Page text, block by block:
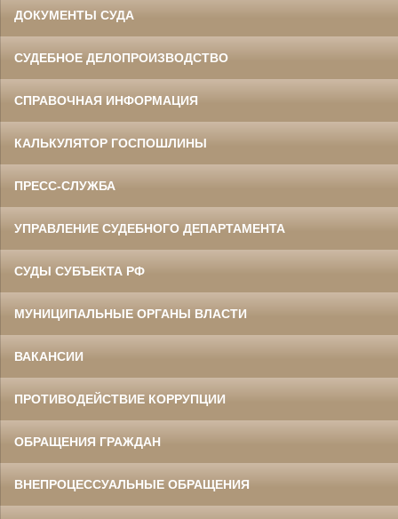
ДОКУМЕНТЫ СУДА
СУДЕБНОЕ ДЕЛОПРОИЗВОДСТВО
СПРАВОЧНАЯ ИНФОРМАЦИЯ
КАЛЬКУЛЯТОР ГОСПОШЛИНЫ
ПРЕСС-СЛУЖБА
УПРАВЛЕНИЕ СУДЕБНОГО ДЕПАРТАМЕНТА
СУДЫ СУБЪЕКТА РФ
МУНИЦИПАЛЬНЫЕ ОРГАНЫ ВЛАСТИ
ВАКАНСИИ
ПРОТИВОДЕЙСТВИЕ КОРРУПЦИИ
ОБРАЩЕНИЯ ГРАЖДАН
ВНЕПРОЦЕССУАЛЬНЫЕ ОБРАЩЕНИЯ